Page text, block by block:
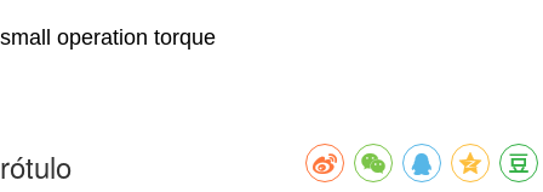
small operation torque
rótulo